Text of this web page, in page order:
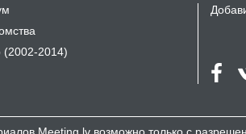
(2002-2014)